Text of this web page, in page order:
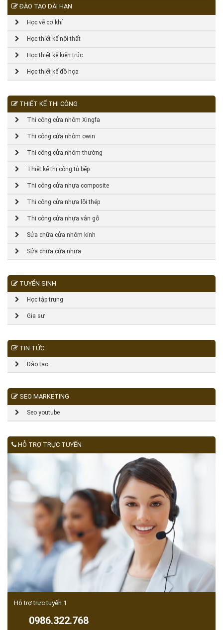
ĐÀO TẠO DÀI HẠN
Học vẽ cơ khí
Học thiết kế nội thất
Học thiết kế kiến trúc
Học thiết kế đồ họa
THIẾT KẾ THI CÔNG
Thi công cửa nhôm Xingfa
Thi công cửa nhôm owin
Thi công cửa nhôm thường
Thiết kế thi công tủ bếp
Thi công cửa nhựa composite
Thi công cửa nhựa lõi thép
Thi công cửa nhựa vân gỗ
Sửa chữa cửa nhôm kính
Sửa chữa cửa nhựa
TUYỂN SINH
Học tập trung
Gia sư
TIN TỨC
Đào tạo
SEO MARKETING
Seo youtube
HỖ TRỢ TRỰC TUYẾN
Hỗ trợ trực tuyến 1
0986.322.768